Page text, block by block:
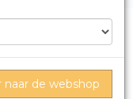
van gebak
naar de webshop